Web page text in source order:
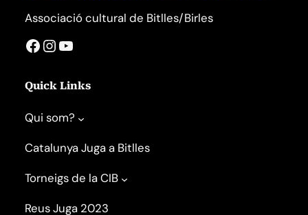
Associació cultural de Bitlles/Birles
Facebook InstagramYouTube
Quick Links
Qui som?
Catalunya Juga a Bitlles
Torneigs de la CIB
Reus Juga 2023